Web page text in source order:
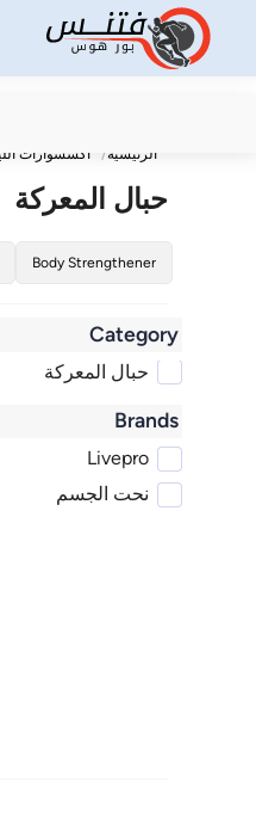
الرئيسية اكسسوارات
حبال المعركة
Body Strengthener
Category
حبال المعركة
Brands
Livepro
نحت الجسم